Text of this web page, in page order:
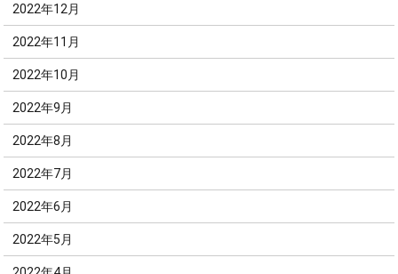
2022年12月
2022年11月
2022年10月
2022年9月
2022年8月
2022年7月
2022年6月
2022年5月